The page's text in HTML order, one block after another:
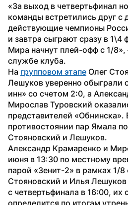
«За выход в четвертьфинал
команды встретились друг с
действующие чемпионы
и завтра сыграют сразу в 1\4
Мира начнут плей-офф с 1/
службе клуба.
На групповом этапе Олег
Лешуков уверенно обыграли
инн» со счетом 2:0, а
Мирослав Туровский
представителей «Обнинска».
противостоянии пар Ямала
Стояновский и Лешуков.
Александр Крамаренко и
июня в 13:30 по местному
парой «Зенит-2» в рамках 1/
Стояновский и Илья Лешуков
с четвертьфинала в 16:00, их
определится по итогам